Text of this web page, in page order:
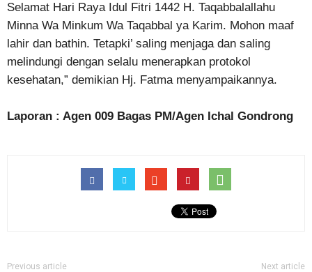
Selamat Hari Raya Idul Fitri 1442 H. Taqabbalallahu
Minna Wa Minkum Wa Taqabbal ya Karim. Mohon maaf
lahir dan bathin. Tetapki’ saling menjaga dan saling
melindungi dengan selalu menerapkan protokol
kesehatan,” demikian Hj. Fatma menyampaikannya.
Laporan : Agen 009 Bagas PM/Agen Ichal Gondrong
Previous article Next article